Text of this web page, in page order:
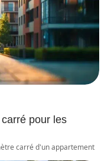
pour les
carré d'un appartement